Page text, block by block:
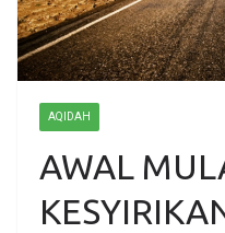
AQIDAH
AWAL